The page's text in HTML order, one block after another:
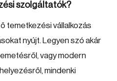
szolgáltatók?
temetkezési vállalkozás
nyújt. Legyen szó akár
vagy modern
mindenki